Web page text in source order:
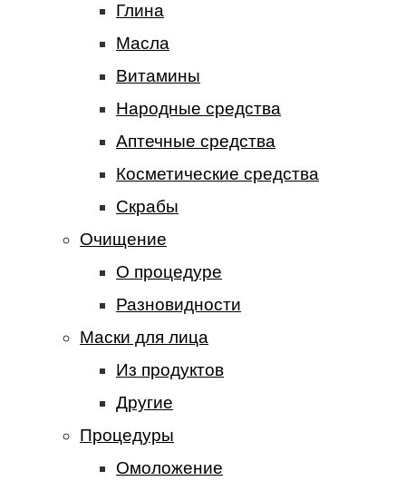
Глина
Масла
Витамины
Народные средства
Аптечные средства
Косметические средства
Скрабы
Очищение
О процедуре
Разновидности
Маски для лица
Из продуктов
Другие
Процедуры
Омоложение